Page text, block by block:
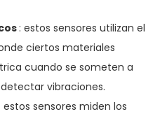
: estos sensores utilizan el
ciertos materiales
cuando se someten a
vibraciones.
: estos sensores miden los